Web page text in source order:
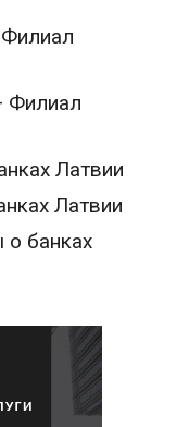
Филиал
Латвии
Латвии
банках